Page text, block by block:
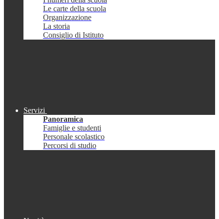
Le carte della scuola
Organizzazione
La storia
Consiglio di Istituto
Servizi
Panoramica
Famiglie e studenti
Personale scolastico
Percorsi di studio